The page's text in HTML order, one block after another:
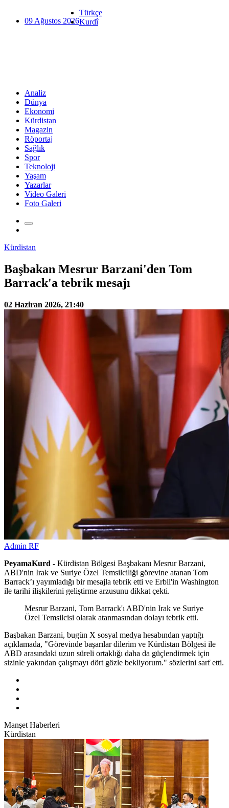
09 Ağustos 2026
Türkçe
Kurdî
Analiz
Dünya
Ekonomi
Kürdistan
Magazin
Röportaj
Sağlık
Spor
Teknoloji
Yaşam
Yazarlar
Video Galeri
Foto Galeri
Kürdistan
Başbakan Mesrur Barzani'den Tom
Barrack'a tebrik mesajı
02 Haziran 2026, 21:40
Admin RF
PeyamaKurd - Kürdistan Bölgesi Başbakanı Mesrur Barzani,
ABD'nin Irak ve Suriye Özel Temsilciliği görevine atanan Tom
Barrack’ı yayımladığı bir mesajla tebrik etti ve Erbil'in Washington
ile tarihi ilişkilerini geliştirme arzusunu dikkat çekti.
Mesrur Barzani, Tom Barrack'ı ABD'nin Irak ve Suriye
Özel Temsilcisi olarak atanmasından dolayı tebrik etti.
Başbakan Barzani, bugün X sosyal medya hesabından yaptığı
açıklamada, "Görevinde başarılar dilerim ve Kürdistan Bölgesi ile
ABD arasındaki uzun süreli ortaklığı daha da güçlendirmek için
sizinle yakından çalışmayı dört gözle bekliyorum." sözlerini sarf etti.
Manşet Haberleri
Kürdistan